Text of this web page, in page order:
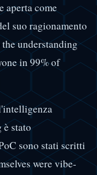
aperta come
suo ragionamento
understanding
in 99% of
stato
sono stati scritti
were vibe-